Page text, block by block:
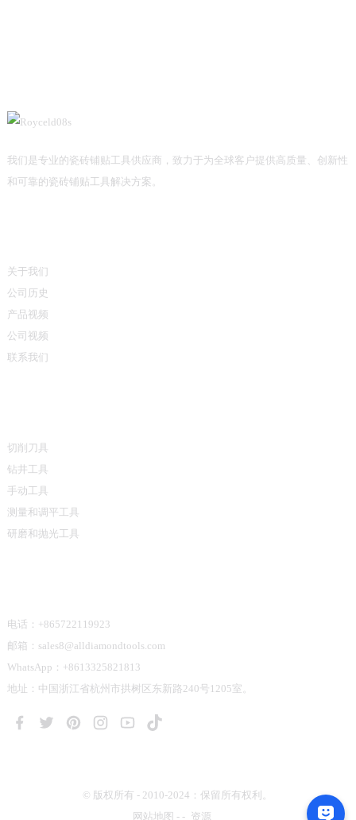
我们是专业的瓷砖铺贴工具供应商，致力于为全球客户提供高质量、创新性
和可靠的瓷砖铺贴工具解决方案。
关于我们
公司历史
产品视频
公司视频
联系我们
切削刀具
钻井工具
手动工具
测量和调平工具
研磨和抛光工具
电话：+865722119923
邮箱：sales8@alldiamondtools.com
WhatsApp：+8613325821813
地址：中国浙江省杭州市拱树区东新路240号1205室。
© 版权所有 - 2010-2024：保留所有权利。
网站地图 - - 资源